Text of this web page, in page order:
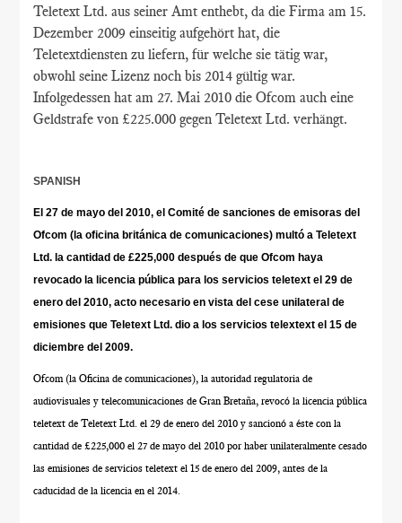
Teletext Ltd. aus seiner Amt enthebt, da die Firma am 15.
Dezember 2009 einseitig aufgehört hat, die
Teletextdiensten zu liefern, für welche sie tätig war,
obwohl seine Lizenz noch bis 2014 gültig war.
Infolgedessen hat am 27. Mai 2010 die Ofcom auch eine
Geldstrafe von £225.000 gegen Teletext Ltd. verhängt.
SPANISH
El 27 de mayo del 2010, el Comité de sanciones de emisoras del
Ofcom (la oficina británica de comunicaciones) multó a Teletext
Ltd. la cantidad de £225,000 después de que Ofcom haya
revocado la licencia pública para los servicios teletext el 29 de
enero del 2010, acto necesario en vista del cese unilateral de
emisiones que Teletext Ltd. dio a los servicios telextext el 15 de
diciembre del 2009.
Ofcom (la Oficina de comunicaciones), la autoridad regulatoria de
audiovisuales y telecomunicaciones de Gran Bretaña, revocó la licencia pública
teletext de Teletext Ltd. el 29 de enero del 2010 y sancionó a éste con la
cantidad de £225,000 el 27 de mayo del 2010 por haber unilateralmente cesado
las emisiones de servicios teletext el 15 de enero del 2009, antes de la
caducidad de la licencia en el 2014.